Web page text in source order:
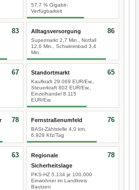
57,7 % Gigabit-
Verfügbarkeit
83 Alltagsversorgung
Supermarkt 2,7 Min., Notfall
12,6 Min., Schwimmbad 3,4
Min.
86
67 Standortmarkt
Kaufkraft 29.069 EUR/Ew.,
Steuerkraft 802 EUR/Ew.,
Einzelhandel 8.115
EUR/Ew.
65
78 Fernstraßenumfeld
BASt-Zählstelle 4,0 km,
6.928 Kfz/Tag
76
63
Regionale
Sicherheitslage
PKS-HZ 5.134 je 100.000
Einwohner im Landkreis
Bautzen
78